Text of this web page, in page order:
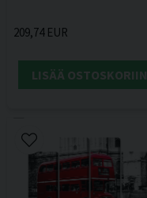
209,74 EUR
LISÄÄ OSTOSKORIIN